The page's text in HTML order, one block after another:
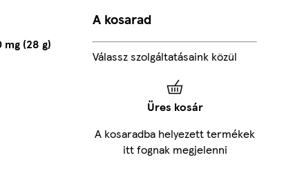
(28 g)
A kosarad
Válassz szolgáltatásaink közül
Üres kosár
A kosaradba helyezett termékek
itt fognak megjelenni